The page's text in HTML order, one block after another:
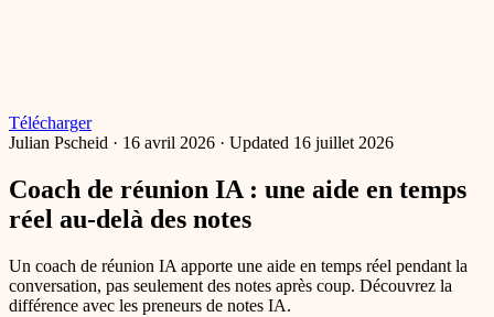
Télécharger
Julian Pscheid · 16 avril 2026 · Updated 16 juillet 2026
Coach de réunion IA : une aide en temps
réel au-delà des notes
Un coach de réunion IA apporte une aide en temps réel pendant la
conversation, pas seulement des notes après coup. Découvrez la
différence avec les preneurs de notes IA.